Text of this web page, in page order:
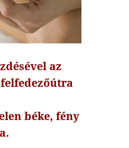
az
béke, fény